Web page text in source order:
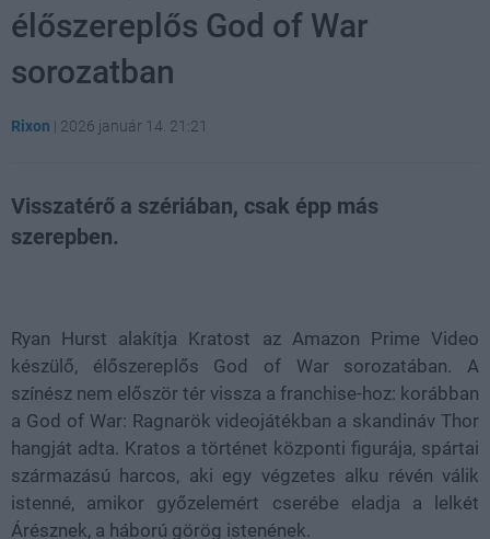
élőszereplős God of War
sorozatban
Rixon | 2026 január 14. 21:21
Visszatérő a szériában, csak épp más
szerepben.
Ryan Hurst alakítja Kratost az Amazon Prime Video
készülő, élőszereplős God of War sorozatában. A
színész nem először tér vissza a franchise-hoz: korábban
a God of War: Ragnarök videojátékban a skandináv Thor
hangját adta. Kratos a történet központi figurája, spártai
származású harcos, aki egy végzetes alku révén válik
istenné, amikor győzelemért cserébe eladja a lelkét
Árésznek, a háború görög istenének.